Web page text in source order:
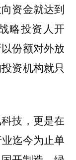
资金就达到
略投资人开
份额对外放
资机构就只
技，更是在
迄今为止单